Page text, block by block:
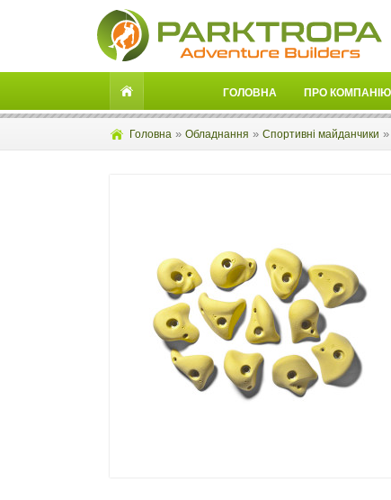
ГОЛОВНА ПРО КОМПАНІЮ
Головна » Обладнання » Спортивні майданчики »